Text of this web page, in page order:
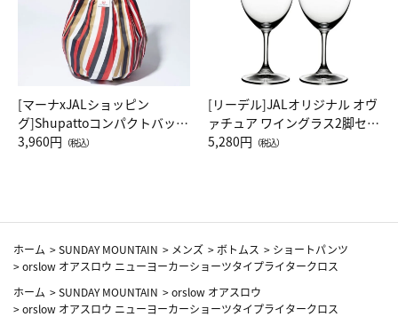
[マーナxJALショッピン
グ]Shupattoコンパクトバッグ
Drop JAL客室乗務員（LC）ス
3,960円 （税込）
[リーデル]JALオリジナル オヴ
ァチュア ワイングラス2脚セッ
ト（レッドワイン）
5,280円 （税込）
ホーム >SUNDAY MOUNTAIN > メンズ > ボトムス > ショートパンツ
>orslow オアスロウ ニューヨーカーショーツタイプライタークロス
ホーム >SUNDAY MOUNTAIN >orslow オアスロウ
>orslow オアスロウ ニューヨーカーショーツタイプライタークロス